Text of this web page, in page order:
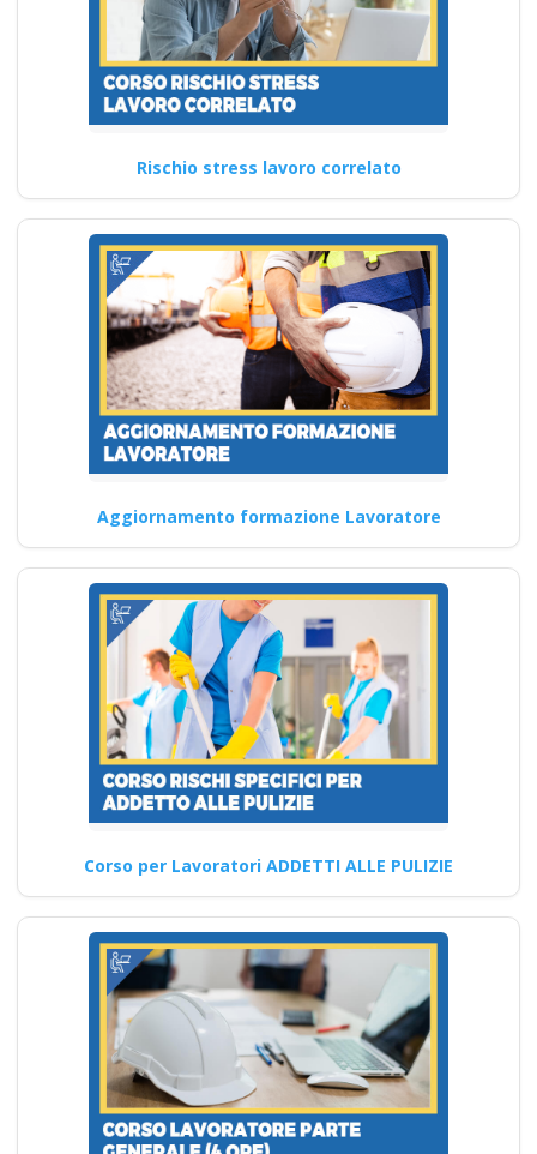
Continua
Innovazioni
Formatore nel 2025
Nuovo accordo stato
regioni 2025 corso
formatori CORSI DI
FORMAZIONE
SICUREZZA SUL
LAVORO
importanza e partecipazione
per essere pronti in caso…
Continua
Corso formazione
sicurezza sul lavoro:
approfondimenti sul
Regioni 2025
Come aprire un centro di
formazione sicurezza sul
lavoro qualificato
professionale corso…
Continua
Rischio stress lavoro correlato
Aggiornamento formazione Lavoratore
Corso per Lavoratori ADDETTI ALLE PULIZIE